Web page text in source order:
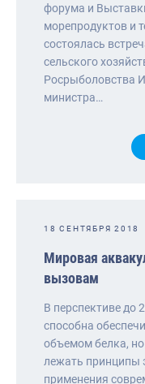
форума и
морепродуктов и
состоялась
сельского
Росрыболовства
министра…
18 СЕНТЯБРЯ 2018
Мировая
вызовам
В перспективе до
способна
объемом белка,
лежать принципы
применения